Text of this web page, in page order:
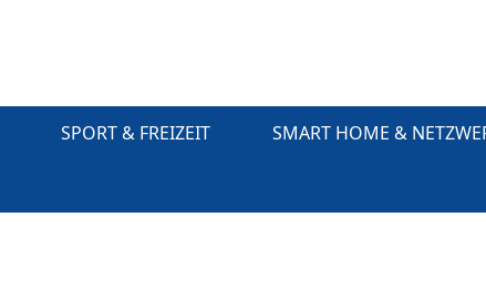
SPORT & FREIZEIT SMART HOME &